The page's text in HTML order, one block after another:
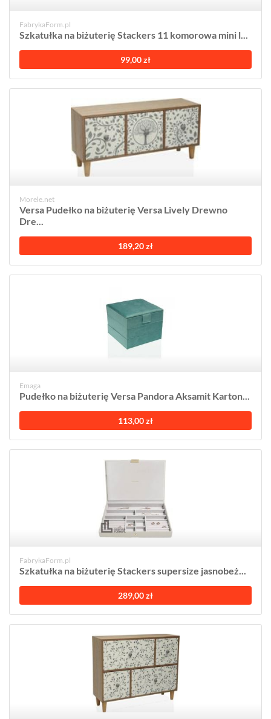
FabrykaForm.pl
Szkatułka na biżuterię Stackers 11 komorowa mini l...
99,00 zł
Morele.net
Versa Pudełko na biżuterię Versa Lively Drewno
Dre...
189,20 zł
Emaga
Pudełko na biżuterię Versa Pandora Aksamit Karton...
113,00 zł
FabrykaForm.pl
Szkatułka na biżuterię Stackers supersize jasnobeż...
289,00 zł